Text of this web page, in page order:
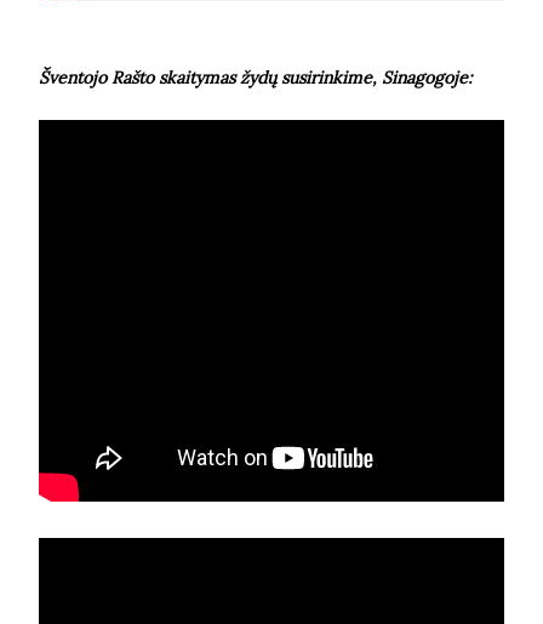
Šventojo Rašto skaitymas žydų susirinkime, Sinagogoje: